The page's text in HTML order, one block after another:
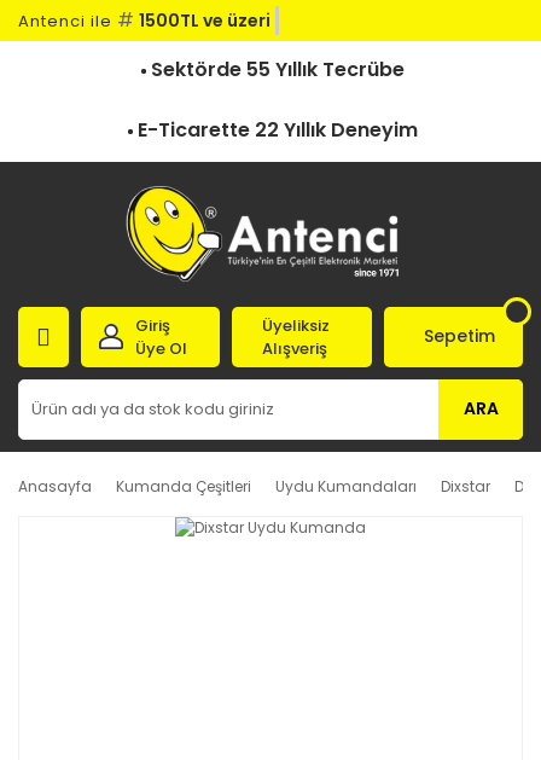
Antenci ile # 1500TL ve üzeri ka
Sektörde 55 Yıllık Tecrübe
E-Ticarette 22 Yıllık Deneyim
ARA
Giriş
Üye Ol
Üyeliksiz
Alışveriş
Sepetim
Anasayfa Kumanda Çeşitleri Uydu Kumandaları Dixstar